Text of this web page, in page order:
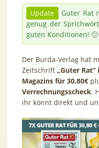
Update
Guter Rat
genug der
guten Konditionen! 🙂
Der Burda-Verlag hat
Zeitschrift „Guter
Magazins für 30,80€
Verrechnungsscheck.
ihr könnt direkt und